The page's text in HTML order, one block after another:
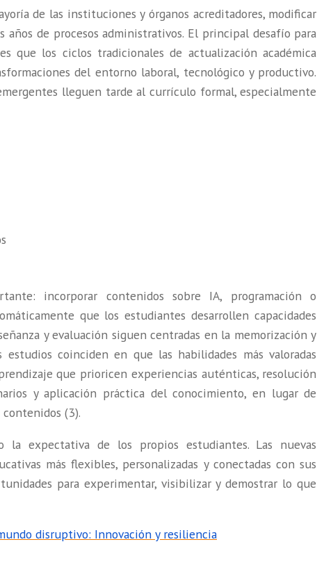
de las instituciones y órganos acreditadores, modificar
de procesos administrativos. El principal desafío para
que los ciclos tradicionales de actualización académica
del entorno laboral, tecnológico y productivo.
lleguen tarde al currículo formal, especialmente
incorporar contenidos sobre IA, programación o
que los estudiantes desarrollen capacidades
y evaluación siguen centradas en la memorización y
coinciden en que las habilidades más valoradas
que prioricen experiencias auténticas, resolución
y aplicación práctica del conocimiento, en lugar de
(3).
la expectativa de los propios estudiantes. Las nuevas
más flexibles, personalizadas y conectadas con sus
para experimentar, visibilizar y demostrar lo que
disruptivo: Innovación y resiliencia